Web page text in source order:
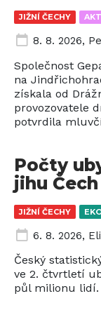
JIŽNÍ ČECHY
8. 8. 2026,
Společnost
na
získala od
provozovatele
potvrdila
JIŽNÍ ČECHY
Počty
jihu
6. 8. 2026,
Český
ve 2. čtvrtletí
půl milionu lidí.